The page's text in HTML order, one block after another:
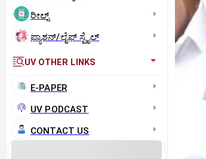
ರೀಲ್ಸ್
ಫ್ಯಾಶನ್/ಲೈಫ್‌ ಸ್ಟೈಲ್
UV OTHER LINKS
E-PAPER
UV PODCAST
CONTACT US